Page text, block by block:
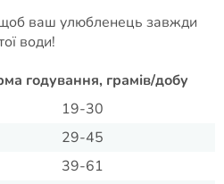
щоб ваш улюбленець завжди
води!
годування, грамів/добу
19-30
29-45
39-61